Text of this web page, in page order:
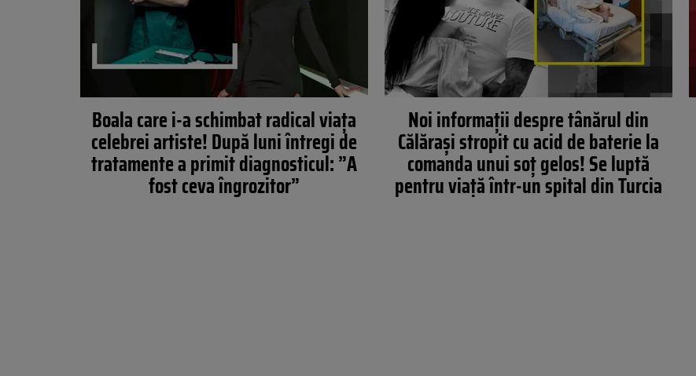
Boala care i-a schimbat radical viața
celebrei artiste! După luni întregi de
tratamente a primit diagnosticul: ”A
fost ceva îngrozitor”
Noi informaţii despre tânărul din
Călăraşi stropit cu acid de baterie la
comanda unui soț gelos! Se luptă
pentru viaţă într-un spital din Turcia